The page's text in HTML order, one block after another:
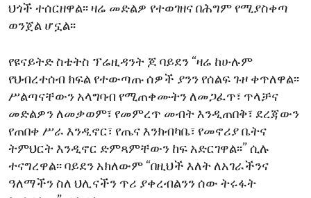
ህጎች ተሰርዘዋል፡፡ ዛሬ መድልዎ የተወገዘና በሕግም የሚያስቀጣ
ወንጀል ሆኗል፡፡
የዩናይትድ ስቴትስ ፕሬዚዳንት ጆ ባይደን “ዛሬ ከሁሉም
የህብረተሰብ ክፍል የተውጣጡ ሰዎች ያንን የሰልፍ ጉዞ ቀጥለዋል፡፡
ሥልጣናቸውን አላግባብ የሚጠቀሙትን ለመጋፈጥ፣ ጥላቻና
መድልዎን ለመቃወም፣ የመምረጥ መብት እንዲጠበቅ፣ ደረጃውን
የጠበቀ ሥራ እንዲኖር፣ የጤና እንክብካቤ፣ የመኖሪያ ቤትና
ትምህርት እንዲኖር ድምጻምቸውን ከፍ አድርገዋል፡፡” ሲሉ
ተናግረዋል፡፡ ባይደን አክለውም “በዚህች እለት ለአገራችንና
ዓለማችን ስለ ህሊናችን ጥሪ ያቀረብልንን ሰው ትሩፋት